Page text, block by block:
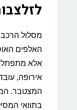
מסלול
האלפים
אלא מתפתל
אירופה,
המצטבר.
בתוואי